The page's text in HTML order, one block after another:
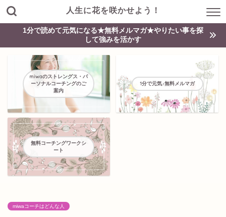
人生に花を咲かせよう！
1分で読めて元気になる★無料メルマガ★やりたい事を探
して強みを活かす
miwaのストレングス・パ
ーソナルコーチングのご
案内
1分で元気♪無料メルマガ
無料コーチングワークシ
ート
miwaコーチはどんな人